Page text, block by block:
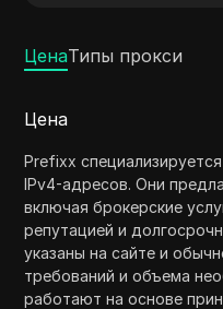
Опытная команда
соблюдение
глобальном рынке IP.
ЦенаТипы прокси
Цена
Prefixx
IPv4-адресов. Они
включая брокерские
репутацией и
указаны на сайте и
требований и объема
работают на основе